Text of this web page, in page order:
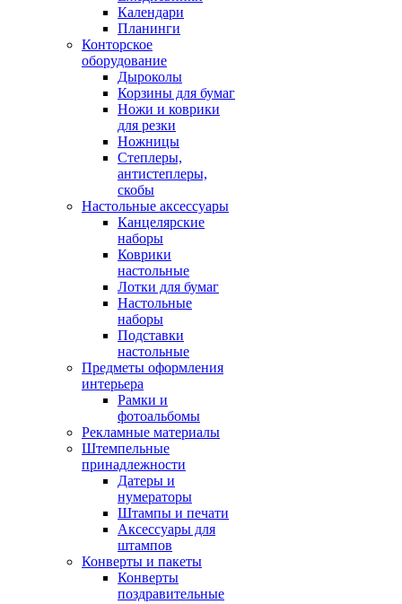
Календари
Планинги
Конторское
оборудование
Дыроколы
Корзины для бумаг
Ножи и коврики
для резки
Ножницы
Степлеры,
антистеплеры,
скобы
Настольные аксессуары
Канцелярские
наборы
Коврики
настольные
Лотки для бумаг
Настольные
наборы
Подставки
настольные
Предметы оформления
интерьера
Рамки и
фотоальбомы
Рекламные материалы
Штемпельные
принадлежности
Датеры и
нумераторы
Штампы и печати
Аксессуары для
штампов
Конверты и пакеты
Конверты
поздравительные